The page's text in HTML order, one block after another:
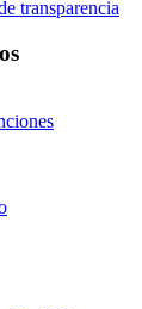
transparencia